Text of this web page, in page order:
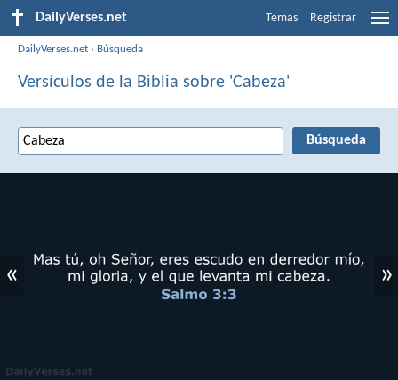
DailyVerses.net Temas Registrar
DailyVerses.net › Búsqueda
Versículos de la Biblia sobre 'Cabeza'
« »